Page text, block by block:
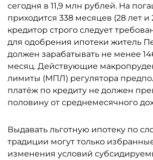
сегодня в 11,9 млн рублей. На
приходится 338 месяцев (28 лет и
кредитор строго следует
для одобрения ипотеки житель
должен зарабатывать не менее
месяц. Действующие
лимиты (МПЛ) регулятора
платёж по кредиту не должен
половину от среднемесячного
Выдавать льготную ипотеку по
традиции могут только
изменения условий